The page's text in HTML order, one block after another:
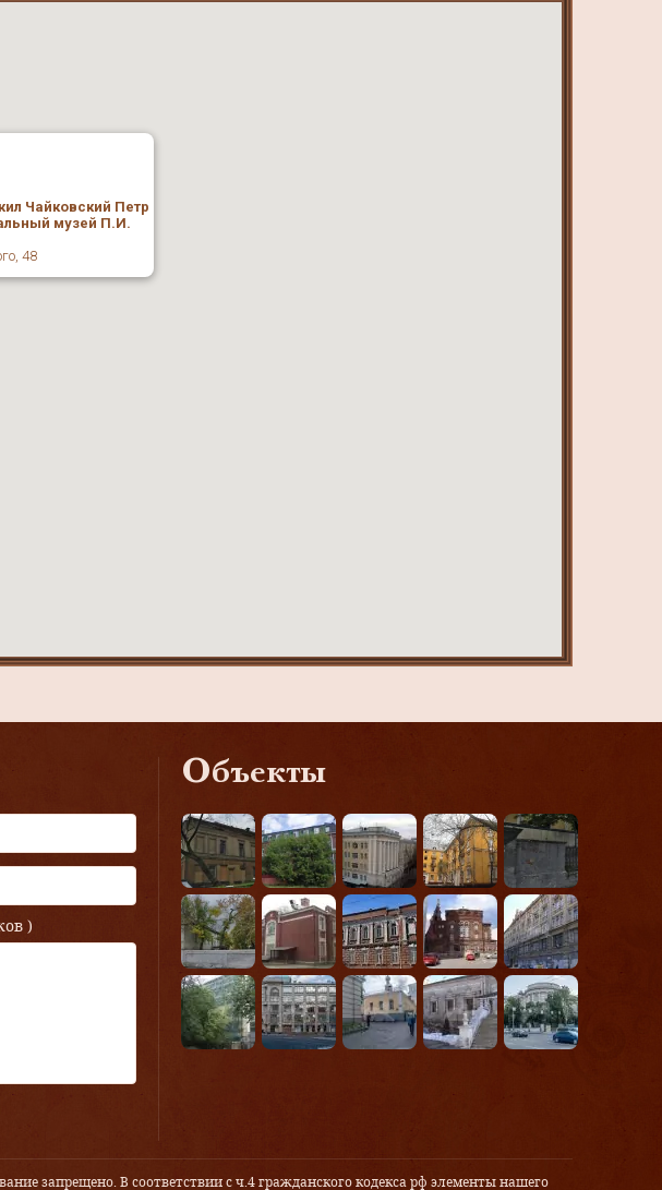
Чайковский Петр
музей П.И.
48
)
Объекты
запрещено. В соответствии с ч.4 гражданского кодекса рф элементы нашего